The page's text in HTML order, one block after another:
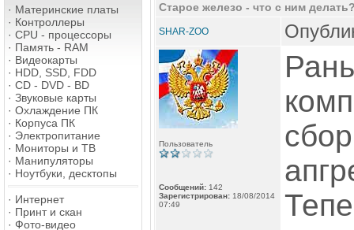
· Материнские платы
· Контроллеры
· CPU - процессоры
· Память - RAM
· Видеокарты
· HDD, SSD, FDD
· CD - DVD - BD
· Звуковые карты
· Охлаждение ПК
· Корпуса ПК
· Электропитание
· Мониторы и ТВ
· Манипуляторы
· Ноутбуки, десктопы
· Интернет
· Принт и скан
· Фото-видео
Старое железо - что с ним
SHAR-ZOO
Пользователь
Сообщений: 142
Зарегистрирован: 18/08/2014
07:49